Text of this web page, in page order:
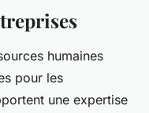
humaines
pour les
une expertise